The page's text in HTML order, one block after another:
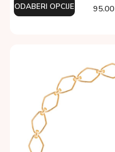
95.00
ODABERI OPCIJE